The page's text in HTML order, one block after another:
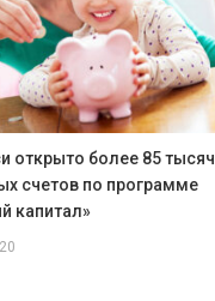
открыто более 85 тысяч
счетов по программе
капитал»